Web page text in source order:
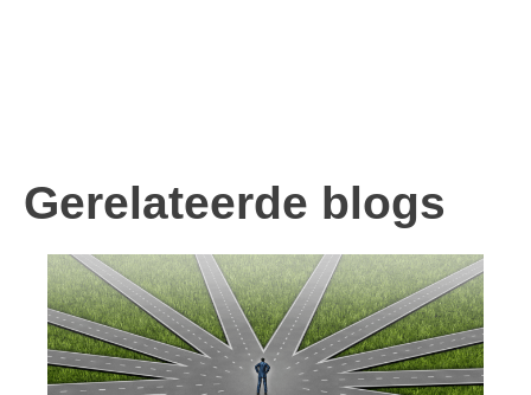
Gerelateerde blogs